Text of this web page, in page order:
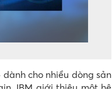
cho nhiều dòng sản